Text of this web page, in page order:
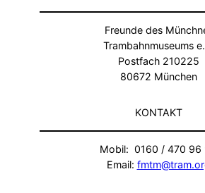
Freunde des
Trambahnmuseums
Postfach 210225
80672 München
KONTAKT
Mobil: 0160 / 470 96
Email: